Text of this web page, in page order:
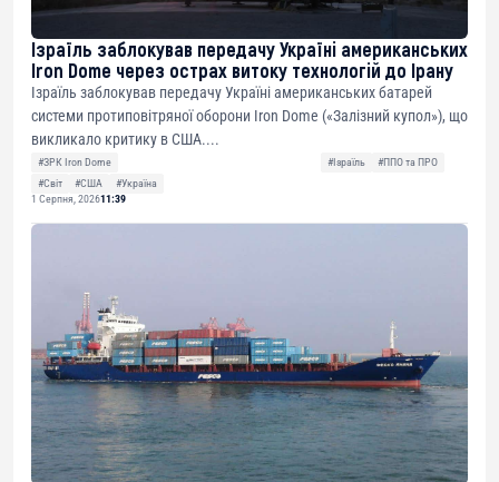
Ізраїль заблокував передачу Україні американських
Iron Dome через острах витоку технологій до Ірану
Ізраїль заблокував передачу Україні американських батарей
системи протиповітряної оборони Iron Dome («Залізний купол»), що
викликало критику в США....
#ЗРК Iron Dome #Ізраїль
#ППО та ПРО
#Світ
#США
#Україна
1 Серпня, 202611:39